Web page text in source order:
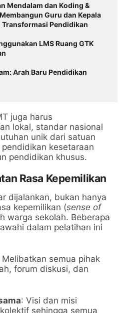
Mendalam dan Koding &
Guru dan Kepala
Transformasi Pendidikan
LMS Ruang GTK
Arah Baru Pendidikan
juga harus
lokal, standar nasional
unik dari satuan
kesetaraan
pendidikan khusus.
Rasa Kepemilikan
dijalankan, bukan hanya
kepemilikan (sense of
warga sekolah. Beberapa
dalam pelatihan ini
Melibatkan semua pihak
forum diskusi, dan
: Visi dan misi
sehingga semua